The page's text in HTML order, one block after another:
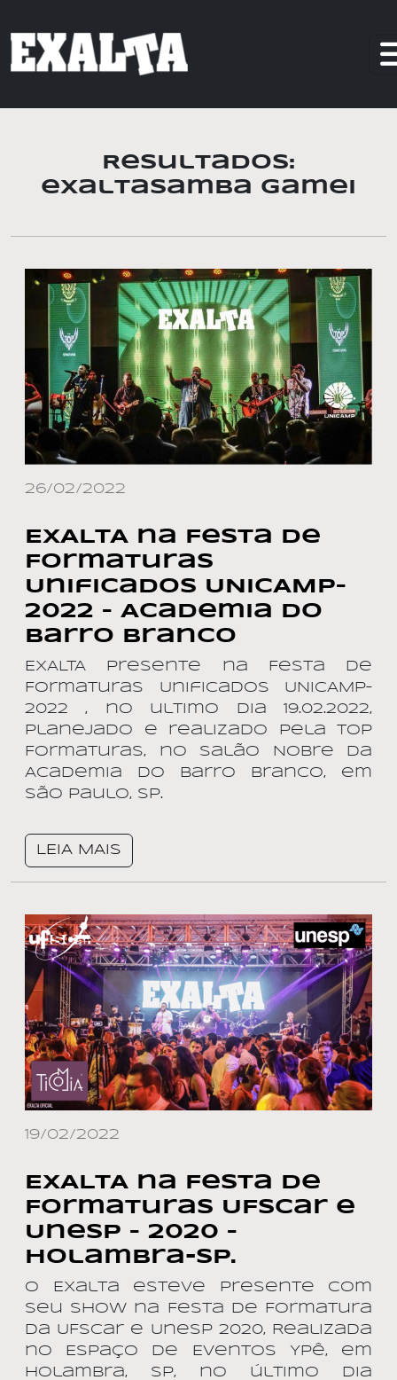
Resultados:
exaltasamba gamei
26/02/2022
EXALTA na Festa de
Formaturas
Unificados UNICAMP–
2022 – Academia do
Barro Branco
EXALTA presente na Festa de
Formaturas Unificados UNICAMP–
2022 , no ultimo dia 19.02.2022,
planejado e realizado pela TOP
Formaturas, no Salão Nobre da
Academia do Barro Branco, em
São Paulo, SP.
LEIA MAIS
19/02/2022
EXALTA na Festa de
Formaturas UFSCar e
Unesp – 2020 –
Holambra-SP.
O Exalta esteve presente com
seu show na Festa de Formatura
da UFSCar e Unesp 2020, Realizada
no Espaço de Eventos Ypê, em
Holambra, SP, no último dia